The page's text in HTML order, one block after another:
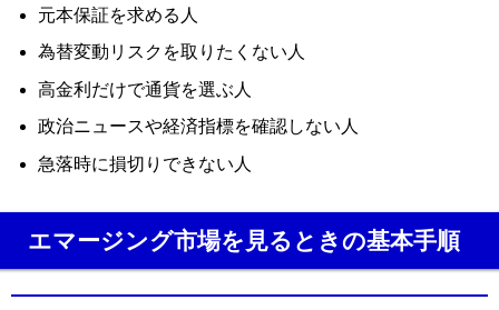
元本保証を求める人
為替変動リスクを取りたくない人
高金利だけで通貨を選ぶ人
政治ニュースや経済指標を確認しない人
急落時に損切りできない人
エマージング市場を見るときの基本手順